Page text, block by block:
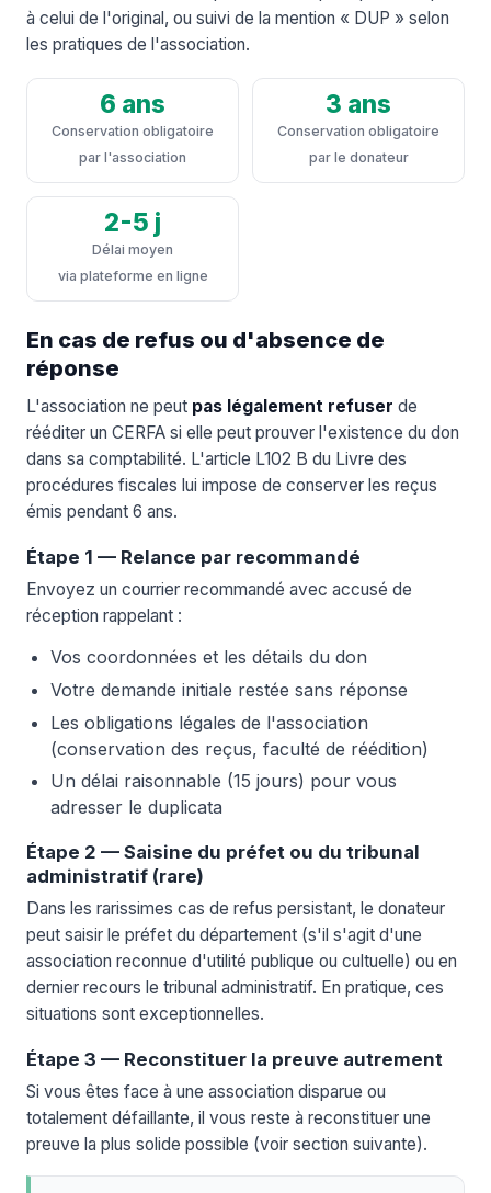
à celui de l'original, ou suivi de la mention « DUP » selon
les pratiques de l'association.
6 ans
Conservation obligatoire
par l'association
3 ans
Conservation obligatoire
par le donateur
2-5 j
Délai moyen
via plateforme en ligne
En cas de refus ou d'absence de
réponse
L'association ne peut pas légalement refuser de
rééditer un CERFA si elle peut prouver l'existence du don
dans sa comptabilité. L'article L102 B du Livre des
procédures fiscales lui impose de conserver les reçus
émis pendant 6 ans.
Étape 1 — Relance par recommandé
Envoyez un courrier recommandé avec accusé de
réception rappelant :
Vos coordonnées et les détails du don
Votre demande initiale restée sans réponse
Les obligations légales de l'association
(conservation des reçus, faculté de réédition)
Un délai raisonnable (15 jours) pour vous
adresser le duplicata
Étape 2 — Saisine du préfet ou du tribunal
administratif (rare)
Dans les rarissimes cas de refus persistant, le donateur
peut saisir le préfet du département (s'il s'agit d'une
association reconnue d'utilité publique ou cultuelle) ou en
dernier recours le tribunal administratif. En pratique, ces
situations sont exceptionnelles.
Étape 3 — Reconstituer la preuve autrement
Si vous êtes face à une association disparue ou
totalement défaillante, il vous reste à reconstituer une
preuve la plus solide possible (voir section suivante).